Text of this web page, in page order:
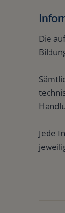
Die
Jede